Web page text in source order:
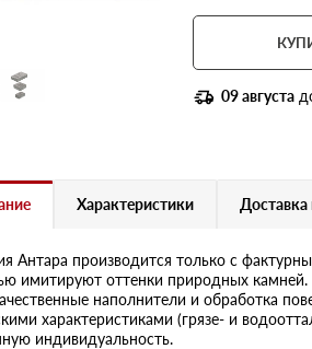
09 августа
Характеристики Доставка
Антара производится только с
имитируют оттенки природных
наполнители и обработка
характеристиками (грязе- и
индивидуальность.